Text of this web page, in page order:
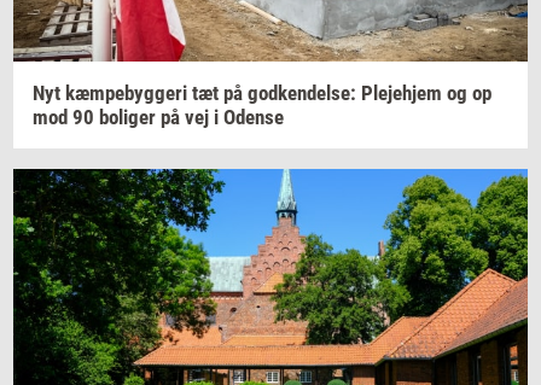
Nyt kæm­pe­byg­ge­ri tæt på god­ken­del­se: Ple­je­hjem og op
mod 90 bo­li­ger på vej i Oden­se